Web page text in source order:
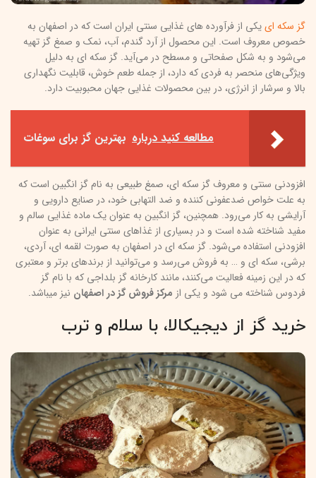
گز سکه اییکی از فرآورده های غذایی سنتی ایران است که در اصفهان به
خصوص معروف است. این محصول از آرد گندم، آب، نمک و صمغ گز تهیه
می‌شود و به شکل صفحاتی و مسطح در می‌آید. گز سکه ای به دلیل
ویژگی‌های منحصر به فردی که دارد، از جمله طعم خوش، قابلیت نگهداری
بالا و سرشار از انرژی، در بین محصولات غذایی جهان محبوبیت دارد.
مطالعه کنید درباره‌ بهترین گز برای سوغات
افزودنی سنتی و معروف گز سکه ای، صمغ طبیعی به نام گز انگبین است که
به علت خواص ضدعفونی کننده و ضد التهابی خود، در صنایع دارویی و
آرایشی به کار می‌رود. همچنین، گز انگبین به عنوان یک ماده غذایی سالم و
مفید شناخته شده است و در بسیاری از غذاهای سنتی ایرانی به عنوان
افزودنی استفاده می‌شود. گز سکه ای در اصفهان به صورت لقمه ای، آردی،
برشی، سکه ای و … به فروش می‌رسد و می‌توانید از برندهای برتر و معتبری
که در این زمینه فعالیت می‌کنند، مانند کارخانه گز بلداجی که با نام گز
فردوس شناخته می شود و یکی از مرکز فروش گز در اصفهان نیز میباشد.
خرید گز از دیجیکالا، با سلام و ترب